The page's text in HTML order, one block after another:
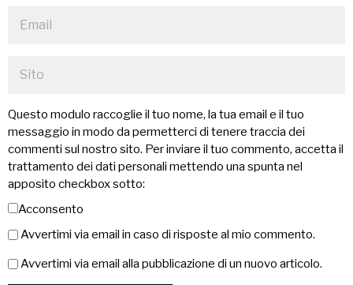
Questo modulo raccoglie il tuo nome, la tua email e il tuo
messaggio in modo da permetterci di tenere traccia dei
commenti sul nostro sito. Per inviare il tuo commento, accetta il
trattamento dei dati personali mettendo una spunta nel
apposito checkbox sotto:
Acconsento
Avvertimi via email in caso di risposte al mio commento.
Avvertimi via email alla pubblicazione di un nuovo articolo.